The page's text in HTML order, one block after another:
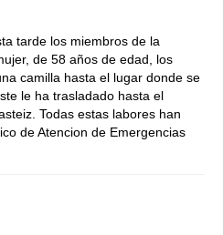
tarde los miembros de la
de 58 años de edad, los
camilla hasta el lugar donde se
le ha trasladado hasta el
Todas estas labores han
de Atencion de Emergencias